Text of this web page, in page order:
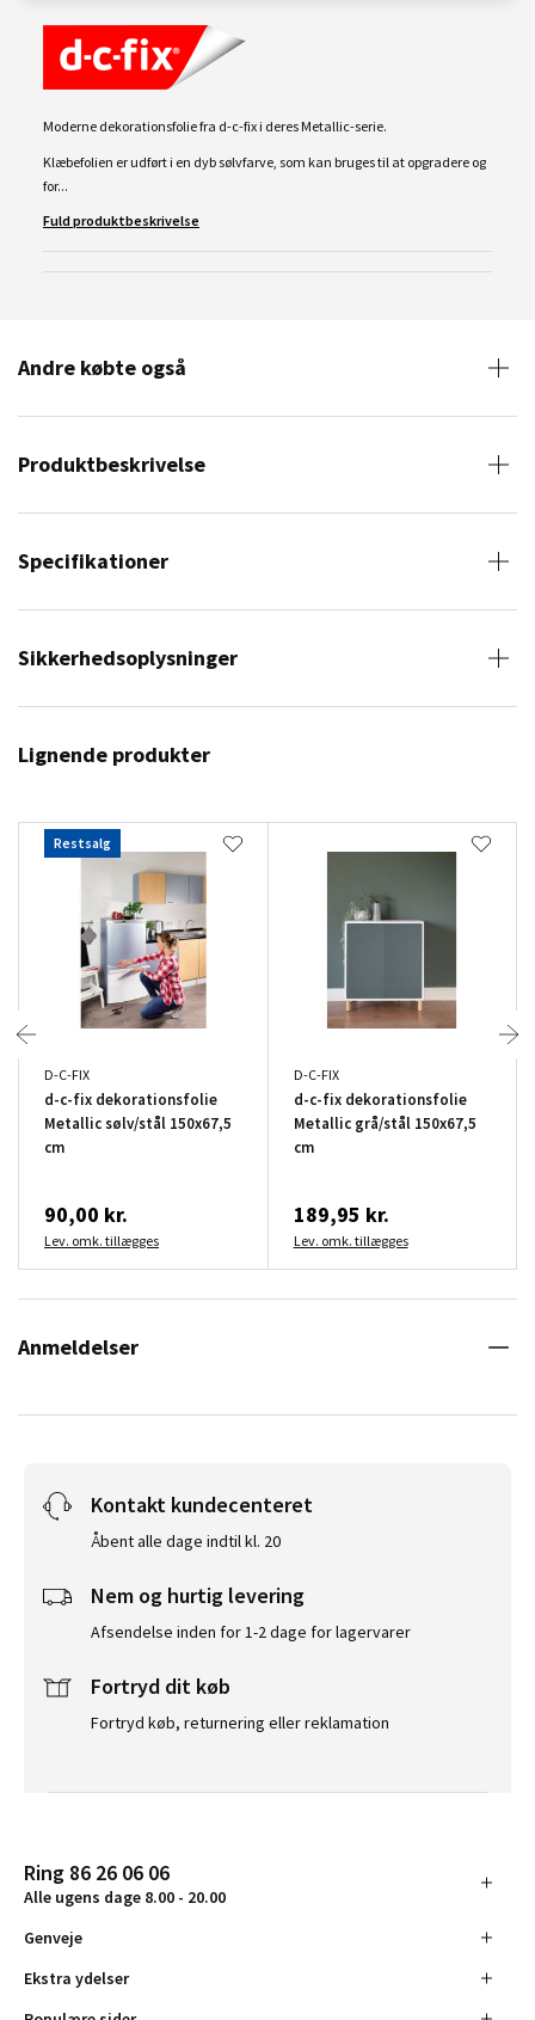
Moderne dekorationsfolie fra d-c-fix i deres Metallic-serie.
Klæbefolien er udført i en dyb sølvfarve, som kan bruges til at opgradere og
for...
Fuld produktbeskrivelse
Andre købte også
Produktbeskrivelse
Specifikationer
Sikkerhedsoplysninger
Lignende produkter
Restsalg
D-C-FIX
d-c-fix dekorationsfolie
Metallic sølv/stål 150x67,5
cm
90,00 kr.
Lev. omk. tillægges
D-C-FIX
d-c-fix dekorationsfolie
Metallic grå/stål 150x67,5
cm
189,95 kr.
Lev. omk. tillægges
Anmeldelser
Kontakt kundecenteret
Åbent alle dage indtil kl. 20
Nem og hurtig levering
Afsendelse inden for 1-2 dage for lagervarer
Fortryd dit køb
Fortryd køb, returnering eller reklamation
Ring 86 26 06 06
Alle ugens dage 8.00 - 20.00
Genveje
Ekstra ydelser